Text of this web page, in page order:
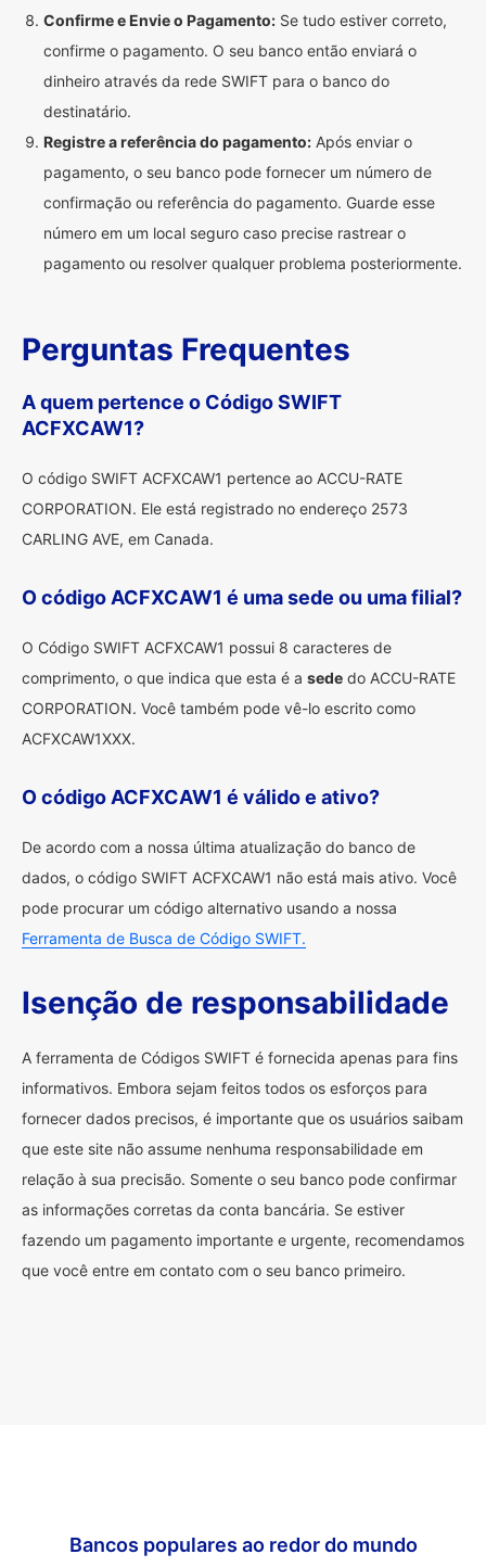
Confirme e Envie o Pagamento: Se tudo estiver correto,
confirme o pagamento. O seu banco então enviará o
dinheiro através da rede SWIFT para o banco do
destinatário.
Registre a referência do pagamento: Após enviar o
pagamento, o seu banco pode fornecer um número de
confirmação ou referência do pagamento. Guarde esse
número em um local seguro caso precise rastrear o
pagamento ou resolver qualquer problema posteriormente.
Perguntas Frequentes
A quem pertence o Código SWIFT
ACFXCAW1?
O código SWIFT ACFXCAW1 pertence ao ACCU-RATE
CORPORATION. Ele está registrado no endereço 2573
CARLING AVE, em Canada.
O código ACFXCAW1 é uma sede ou uma filial?
O Código SWIFT ACFXCAW1 possui 8 caracteres de
comprimento, o que indica que esta é a sede do ACCU-RATE
CORPORATION. Você também pode vê-lo escrito como
ACFXCAW1XXX.
O código ACFXCAW1 é válido e ativo?
De acordo com a nossa última atualização do banco de
dados, o código SWIFT ACFXCAW1 não está mais ativo. Você
pode procurar um código alternativo usando a nossa
Ferramenta de Busca de Código SWIFT.
Isenção de responsabilidade
A ferramenta de Códigos SWIFT é fornecida apenas para fins
informativos. Embora sejam feitos todos os esforços para
fornecer dados precisos, é importante que os usuários saibam
que este site não assume nenhuma responsabilidade em
relação à sua precisão. Somente o seu banco pode confirmar
as informações corretas da conta bancária. Se estiver
fazendo um pagamento importante e urgente, recomendamos
que você entre em contato com o seu banco primeiro.
Bancos populares ao redor do mundo